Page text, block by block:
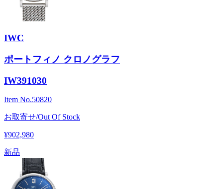
IWC
ポートフィノ クロノグラフ
IW391030
Item No.50820
お取寄せ/Out Of Stock
¥902,980
新品